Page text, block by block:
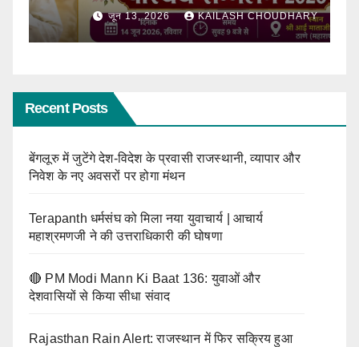
जून 13, 2026 KAILASH CHOUDHARY
Recent Posts
बेंगलूरु में जुटेंगे देश-विदेश के प्रवासी राजस्थानी, व्यापार और
निवेश के नए अवसरों पर होगा मंथन
Terapanth धर्मसंघ को मिला नया युवाचार्य | आचार्य
महाश्रमणजी ने की उत्तराधिकारी की घोषणा
🔴 PM Modi Mann Ki Baat 136: युवाओं और
देशवासियों से किया सीधा संवाद
Rajasthan Rain Alert: राजस्थान में फिर सक्रिय हुआ